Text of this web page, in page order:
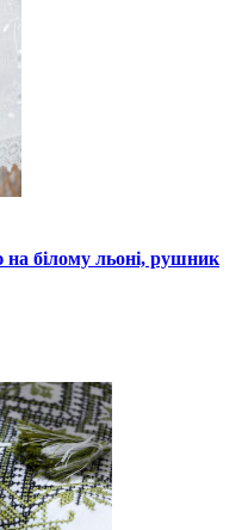
білому льоні, рушник